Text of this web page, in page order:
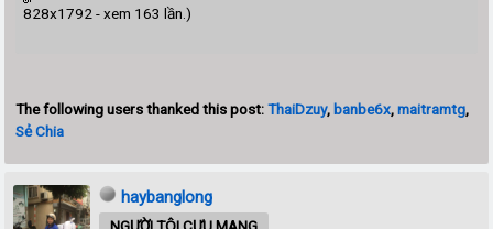
828x1792 - xem 163 lần.)
The following users thanked this post:ThaiDzuy, banbe6x,maitramtg,
Sẻ Chia
haybanglong